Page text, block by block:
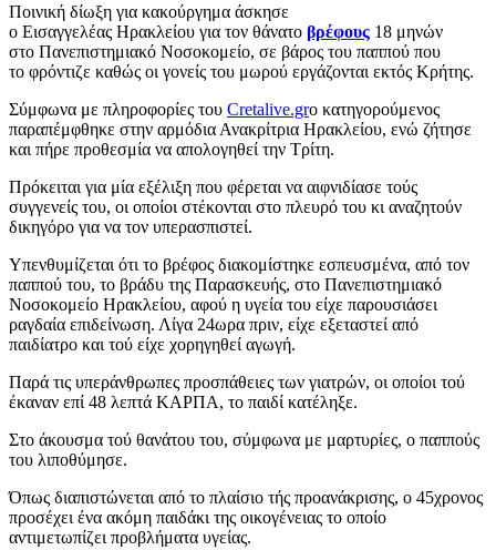
Ποινική δίωξη για κακούργημα άσκησε
ο Εισαγγελέας Ηρακλείου για τον θάνατο βρέφους 18 μηνών
στο Πανεπιστημιακό Νοσοκομείο, σε βάρος του παππού που
το φρόντιζε καθώς οι γονείς του μωρού εργάζονται εκτός Κρήτης.
Σύμφωνα με πληροφορίες του Cretalive.grο κατηγορούμενος
παραπέμφθηκε στην αρμόδια Ανακρίτρια Ηρακλείου, ενώ ζήτησε
και πήρε προθεσμία να απολογηθεί την Τρίτη.
Πρόκειται για μία εξέλιξη που φέρεται να αιφνιδίασε τούς
συγγενείς του, οι οποίοι στέκονται στο πλευρό του κι αναζητούν
δικηγόρο για να τον υπερασπιστεί.
Υπενθυμίζεται ότι το βρέφος διακομίστηκε εσπευσμένα, από τον
παππού του, το βράδυ της Παρασκευής, στο Πανεπιστημιακό
Νοσοκομείο Ηρακλείου, αφού η υγεία του είχε παρουσιάσει
ραγδαία επιδείνωση. Λίγα 24ωρα πριν, είχε εξεταστεί από
παιδίατρο και τού είχε χορηγηθεί αγωγή.
Παρά τις υπεράνθρωπες προσπάθειες των γιατρών, οι οποίοι τού
έκαναν επί 48 λεπτά ΚΑΡΠΑ, το παιδί κατέληξε.
Στο άκουσμα τού θανάτου του, σύμφωνα με μαρτυρίες, ο παππούς
του λιποθύμησε.
Όπως διαπιστώνεται από το πλαίσιο τής προανάκρισης, ο 45χρονος
προσέχει ένα ακόμη παιδάκι της οικογένειας το οποίο
αντιμετωπίζει προβλήματα υγείας.